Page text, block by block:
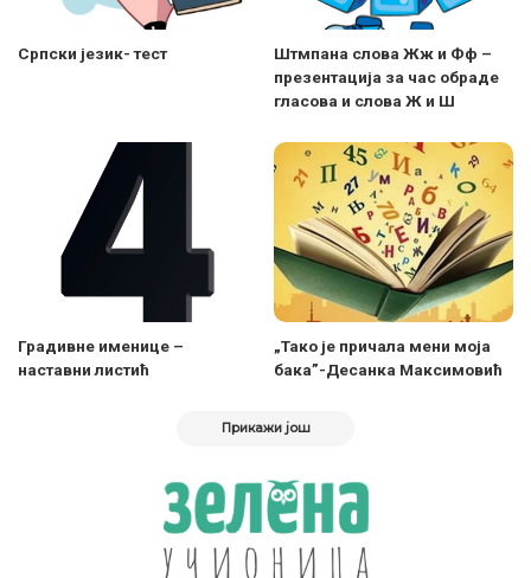
Српски језик- тест
Штмпана слова Жж и Фф –
презентација за час обраде
гласова и слова Ж и Ш
Градивне именице –
наставни листић
„Тако је причала мени моја
бака”-Десанка Максимовић
Прикажи још